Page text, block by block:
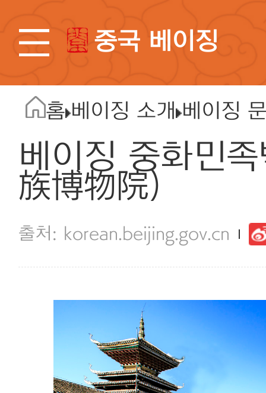
중국 베이징
홈 베이징 소개 베이징
베이징 중화민
族博物院)
korean.beijing.gov.cn